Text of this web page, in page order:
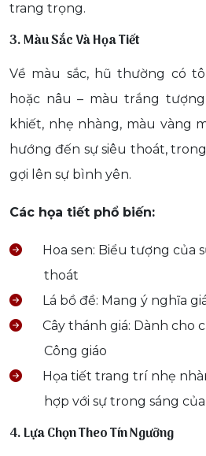
trang trọng.
3. Màu Sắc Và Họa Tiết
Về màu sắc, hũ thường có
hoặc nâu – màu trắng
khiết, nhẹ nhàng, màu vàng
hướng đến sự siêu thoát,
gợi lên sự bình yên.
Các họa tiết phổ biến:
Hoa sen: Biểu tượng của
thoát
Lá bồ đề: Mang ý nghĩa
Cây thánh giá: Dành cho
Công giáo
Họa tiết trang trí nhẹ
hợp với sự trong sáng
4. Lựa Chọn Theo Tín Ngưỡng